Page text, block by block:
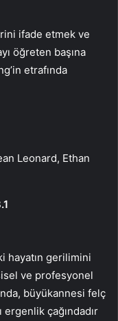
ifade etmek ve
öğreten başına
etrafında
Leonard, Ethan
hayatın gerilimini
ve profesyonel
büyükannesi felç
ergenlik çağındadır